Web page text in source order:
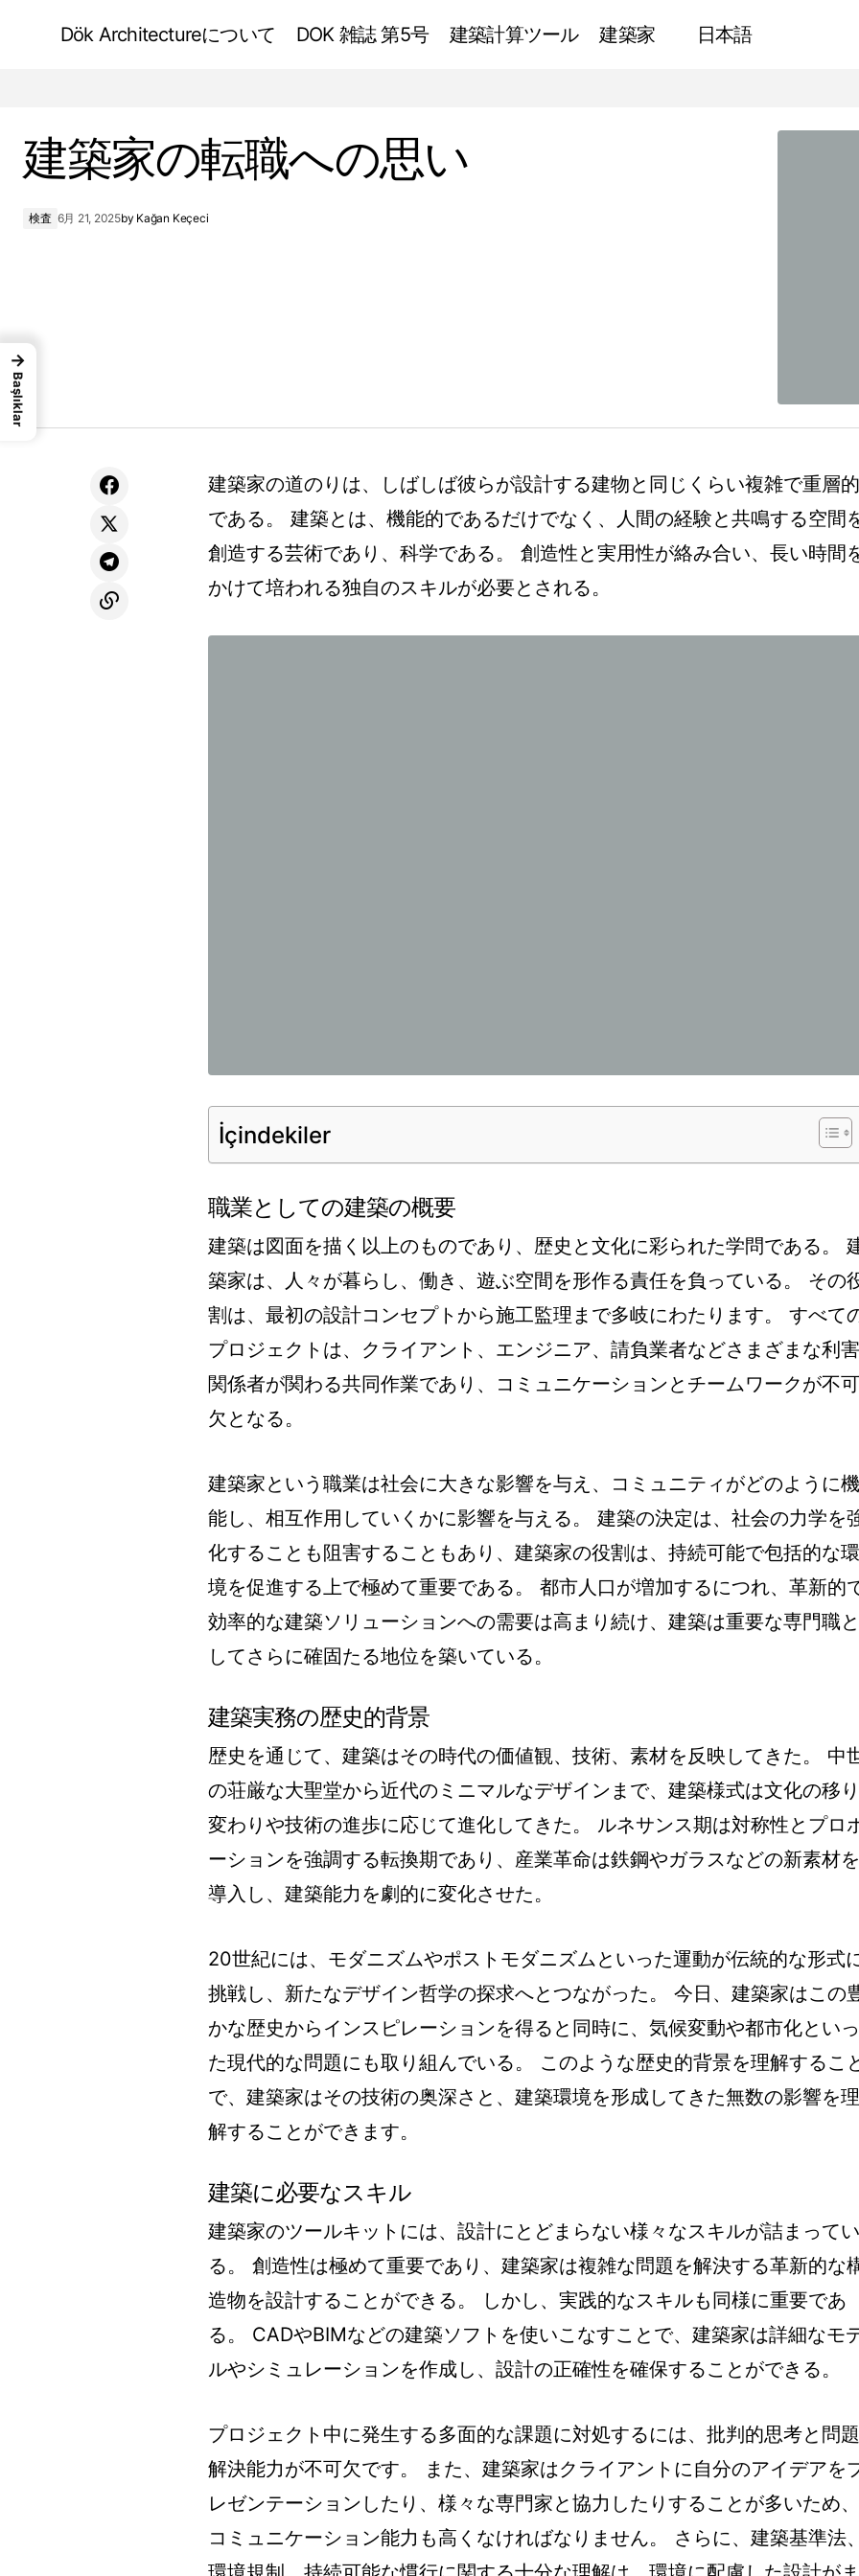
Dök Architectureについて DOK 雑誌 第5号 建築計算ツール 建築家 日本語
建築家の転職への思い
検査 6月 21, 2025by Kağan Keçeci
建築家の道のりは、しばしば彼らが設計する建物と同じくらい複雑で重層的
である。 建築とは、機能的であるだけでなく、人間の経験と共鳴する空間
創造する芸術であり、科学である。 創造性と実用性が絡み合い、長い時間
かけて培われる独自のスキルが必要とされる。
İçindekiler
職業としての建築の概要
建築は図面を描く以上のものであり、歴史と文化に彩られた学問である。
築家は、人々が暮らし、働き、遊ぶ空間を形作る責任を負っている。 その
割は、最初の設計コンセプトから施工監理まで多岐にわたります。 すべて
プロジェクトは、クライアント、エンジニア、請負業者などさまざまな利害
関係者が関わる共同作業であり、コミュニケーションとチームワークが不可
欠となる。
建築家という職業は社会に大きな影響を与え、コミュニティがどのように機
能し、相互作用していくかに影響を与える。 建築の決定は、社会の力学を
化することも阻害することもあり、建築家の役割は、持続可能で包括的な環
境を促進する上で極めて重要である。 都市人口が増加するにつれ、革新的
効率的な建築ソリューションへの需要は高まり続け、建築は重要な専門職と
してさらに確固たる地位を築いている。
建築実務の歴史的背景
歴史を通じて、建築はその時代の価値観、技術、素材を反映してきた。 中
の荘厳な大聖堂から近代のミニマルなデザインまで、建築様式は文化の移り
変わりや技術の進歩に応じて進化してきた。 ルネサンス期は対称性とプロ
ーションを強調する転換期であり、産業革命は鉄鋼やガラスなどの新素材を
導入し、建築能力を劇的に変化させた。
20世紀には、モダニズムやポストモダニズムといった運動が伝統的な形式
挑戦し、新たなデザイン哲学の探求へとつながった。 今日、建築家はこの
かな歴史からインスピレーションを得ると同時に、気候変動や都市化といっ
た現代的な問題にも取り組んでいる。 このような歴史的背景を理解するこ
で、建築家はその技術の奥深さと、建築環境を形成してきた無数の影響を理
解することができます。
建築に必要なスキル
建築家のツールキットには、設計にとどまらない様々なスキルが詰まってい
る。 創造性は極めて重要であり、建築家は複雑な問題を解決する革新的な
造物を設計することができる。 しかし、実践的なスキルも同様に重要であ
る。 CADやBIMなどの建築ソフトを使いこなすことで、建築家は詳細なモ
ルやシミュレーションを作成し、設計の正確性を確保することができる。
プロジェクト中に発生する多面的な課題に対処するには、批判的思考と問題
解決能力が不可欠です。 また、建築家はクライアントに自分のアイデアを
レゼンテーションしたり、様々な専門家と協力したりすることが多いため、
コミュニケーション能力も高くなければなりません。 さらに、建築基準法、
→
Başlıklar